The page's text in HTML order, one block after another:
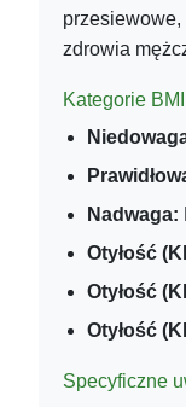
zdrowia
Kategorie BMI
Nadwaga:
Otyłość
Otyłość
Otyłość
Specyficzne